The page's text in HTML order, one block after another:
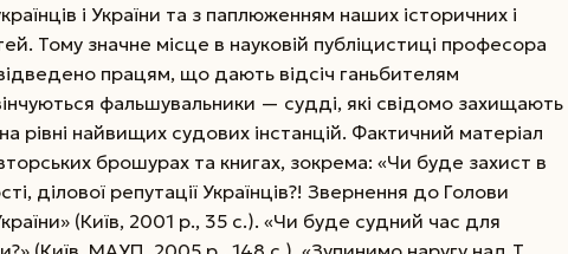
і України та з паплюженням наших історичних і
Тому значне місце в науковій публіцистиці професора
працям, що дають відсіч ганьбителям
фальшувальники — судді, які свідомо захищають
рівні найвищих судових інстанцій. Фактичний матеріал
брошурах та книгах, зокрема: «Чи буде захист в
ділової репутації Українців?! Звернення до Голови
(Київ, 2001 р., 35 с.). «Чи буде судний час для